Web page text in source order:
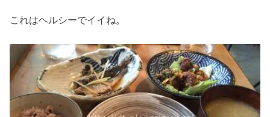
これはヘルシーでイイね。